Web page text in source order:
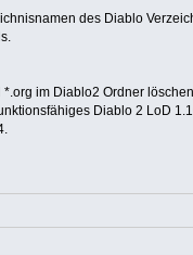
des Diablo
im Diablo2 Ordner
Diablo 2 LoD